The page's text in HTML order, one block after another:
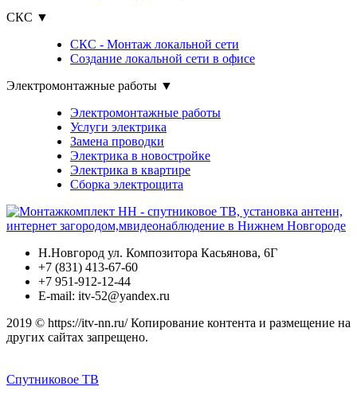
СКС ▼
СКС - Монтаж локальной сети
Создание локальной сети в офисе
Электромонтажные работы ▼
Электромонтажные работы
Услуги электрика
Замена проводки
Электрика в новостройке
Электрика в квартире
Сборка электрощита
Н.Новгород ул. Композитора Касьянова, 6Г
+7 (831) 413-67-60
+7 951-912-12-44
E-mail: itv-52@yandex.ru
2019 © https://itv-nn.ru/ Копирование контента и размещение на
других сайтах запрещено.
Спутниковое ТВ